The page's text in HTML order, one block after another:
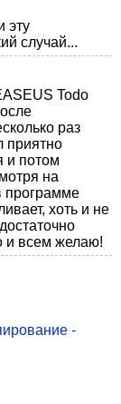
эту
случай...
Todo
раз
приятно
и потом
на
программе
хоть и не
и всем желаю!
-